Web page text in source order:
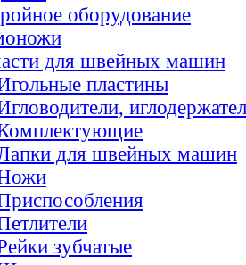
оборудование
для швейных машин
пластины
для швейных машин
зубчатые